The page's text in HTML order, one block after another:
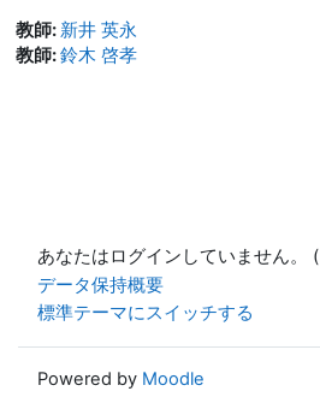
教師: 新井 英永
教師:鈴木 啓孝
あなたはログインしていません。 (
データ保持概要
標準テーマにスイッチする
Powered by Moodle